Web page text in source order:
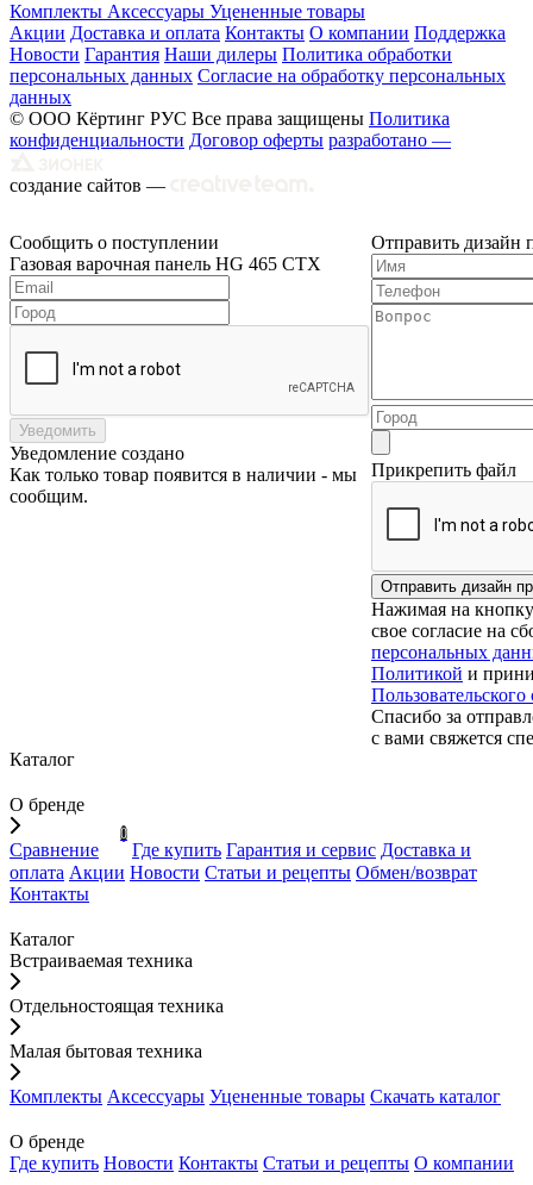
Комплекты Аксессуары Уцененные товары
Акции Доставка и оплата Контакты О компании Поддержка
Новости Гарантия Наши дилеры Политика обработки
персональных данных Согласие на обработку персональных
данных
© ООО Кёртинг РУС Все права защищены Политика
конфиденциальности Договор оферты разработано —
создание сайтов —
Сообщить о поступлении
Газовая варочная панель HG 465 CTX
Уведомить
Уведомление создано
Как только товар появится в наличии - мы
сообщим.
Отправить дизайн
Прикрепить файл
Нажимая на
свое согласие на
персональных
Политикой и
Спасибо за
с вами свяжется
Каталог
О бренде
Сравнение
0
Где купить Гарантия и сервис Доставка и
оплата Акции Новости Статьи и рецепты Обмен/возврат
Контакты
Каталог
Встраиваемая техника
Отдельностоящая техника
Малая бытовая техника
Комплекты Аксессуары Уцененные товары Скачать каталог
О бренде
Где купить Новости Контакты Статьи и рецепты О компании